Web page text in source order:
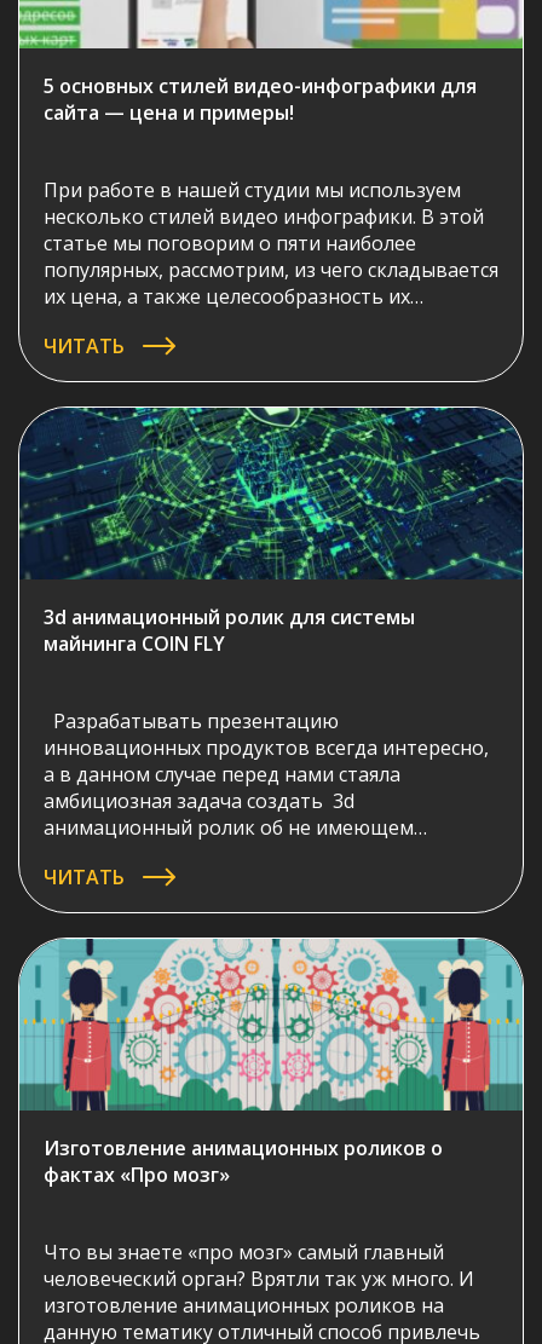
5 основных стилей видео-инфографики для
сайта — цена и примеры!
При работе в нашей студии мы используем
несколько стилей видео инфографики. В этой
статье мы поговорим о пяти наиболее
популярных, рассмотрим, из чего складывается
их цена, а также целесообразность их
ЧИТАТЬ
3d анимационный ролик для системы
майнинга COIN FLY
Разрабатывать презентацию
инновационных продуктов всегда интересно,
а в данном случае перед нами стаяла
амбициозная задача создать 3d
анимационный ролик об не имеющем
майнинга. Тематики, о которой все слышали,
но разбираются лишь немногие. Впрочем,
основная цель продукта COIN FLY сделать
майнинг доступным всем – а значит, наш
ролик должен […]
ЧИТАТЬ
Изготовление анимационных роликов о
фактах «Про мозг»
Что вы знаете «про мозг» самый главный
человеческий орган? Врятли так уж много. И
изготовление анимационных роликов на
данную тематику отличный способ привлечь